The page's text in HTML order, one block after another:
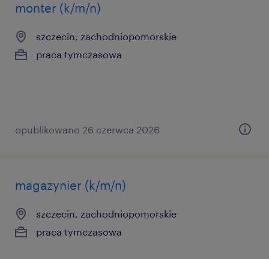
monter (k/m/n)
szczecin, zachodniopomorskie
praca tymczasowa
opublikowano 26 czerwca 2026
magazynier (k/m/n)
szczecin, zachodniopomorskie
praca tymczasowa